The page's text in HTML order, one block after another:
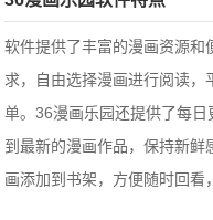
软件提供了丰富的漫画资源和
求，自由选择漫画进行阅读，
单。36漫画乐园还提供了每
到最新的漫画作品，保持新鲜
画添加到书架，方便随时回看